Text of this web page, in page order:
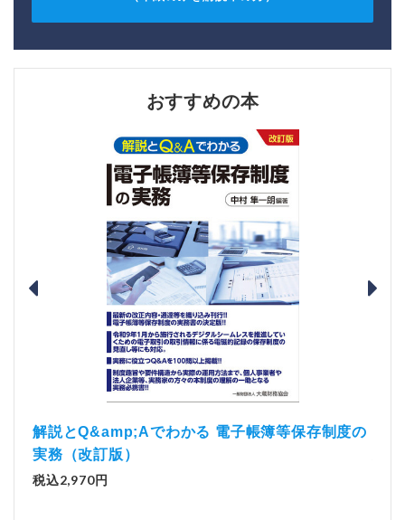
おすすめの本
解説とQ&amp;Aでわかる 電子帳簿等保存制度の
実務（改訂版）
税込2,970円